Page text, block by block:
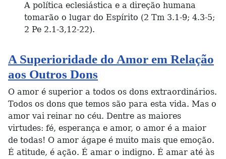
A política eclesiástica e a direção humana
tomarão o lugar do Espírito (2 Tm 3.1-9; 4.3-5;
2 Pe 2.1-3,12-22).
A Superioridade do Amor em Relação
aos Outros Dons
O amor é superior a todos os dons extraordinários.
Todos os dons que temos são para esta vida. Mas o
amor vai reinar no céu. Dentre as maiores
virtudes: fé, esperança e amor, o amor é a maior
de todas! O amor ágape é muito mais que emoção.
É atitude, é ação. É amar o indigno. É amar até às